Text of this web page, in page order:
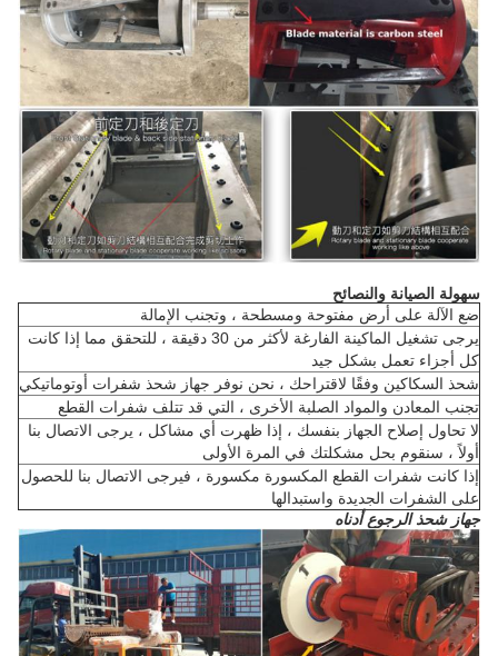
سهولة الصيانة والنصائح
ضع الآلة على أرض مفتوحة ومسطحة ، وتجنب الإمالة
يرجى تشغيل الماكينة الفارغة لأكثر من 30 دقيقة ، للتحقق مما إذا كانت
كل أجزاء تعمل بشكل جيد
شحذ السكاكين وفقًا لاقتراحك ، نحن نوفر جهاز شحذ شفرات أوتوماتيكي
تجنب المعادن والمواد الصلبة الأخرى ، التي قد تتلف شفرات القطع
لا تحاول إصلاح الجهاز بنفسك ، إذا ظهرت أي مشاكل ، يرجى الاتصال بنا
أولاً ، سنقوم بحل مشكلتك في المرة الأولى
إذا كانت شفرات القطع المكسورة مكسورة ، فيرجى الاتصال بنا للحصول
على الشفرات الجديدة واستبدالها
جهاز شحذ الرجوع أدناه